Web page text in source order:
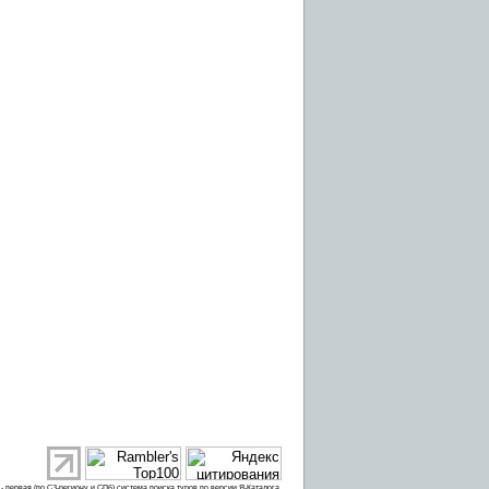
(по СЗ-региону и СПб) система поиска туров по версии Я-Каталога.